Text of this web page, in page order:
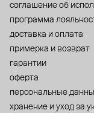
cоглашение об
программа
доставка и оплата
примерка и возврат
гарантии
оферта
персональные
хранение и уход за